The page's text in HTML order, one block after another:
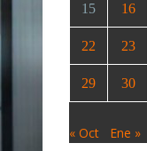
15 16
22 23
29 30
« Oct Ene »